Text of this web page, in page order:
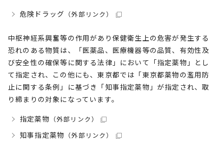
危険ドラッグ （外部リンク）
中枢神経系興奮等の作用があり保健衛生上の危害が発生する
恐れのある物質は、「医薬品、医療機器等の品質、有効性及
び安全性の確保等に関する法律」において「指定薬物」とし
て指定され、この他にも、東京都では「東京都薬物の濫用防
止に関する条例」に基づき「知事指定薬物」が指定され、取
り締まりの対象になっています。
指定薬物 （外部リンク）
知事指定薬物 （外部リンク）